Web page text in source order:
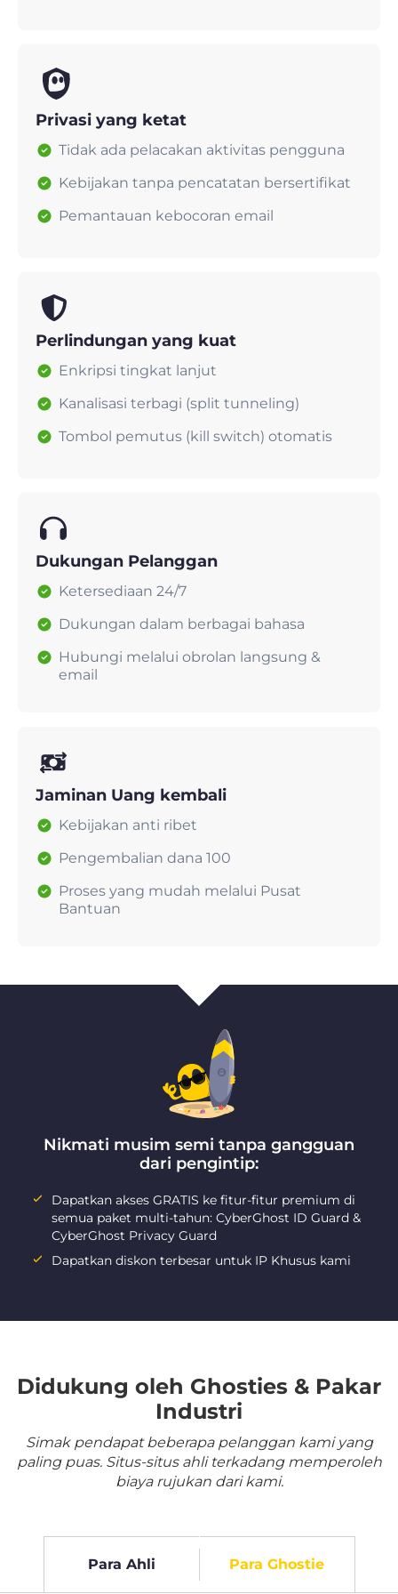
Privasi yang ketat
Tidak ada pelacakan aktivitas pengguna
Kebijakan tanpa pencatatan bersertifikat
Pemantauan kebocoran email
Perlindungan yang kuat
Enkripsi tingkat lanjut
Kanalisasi terbagi (split tunneling)
Tombol pemutus (kill switch) otomatis
Dukungan Pelanggan
Ketersediaan 24/7
Dukungan dalam berbagai bahasa
Hubungi melalui obrolan langsung &
email
Jaminan Uang kembali
Kebijakan anti ribet
Pengembalian dana 100
Proses yang mudah melalui Pusat
Bantuan
Nikmati musim semi tanpa gangguan
dari pengintip:
Dapatkan akses GRATIS ke fitur-fitur premium di
semua paket multi-tahun: CyberGhost ID Guard &
CyberGhost Privacy Guard
Dapatkan diskon terbesar untuk IP Khusus kami
Didukung oleh Ghosties & Pakar
Industri
Simak pendapat beberapa pelanggan kami yang
paling puas. Situs-situs ahli terkadang memperoleh
biaya rujukan dari kami.
Para Ahli Para Ghostie